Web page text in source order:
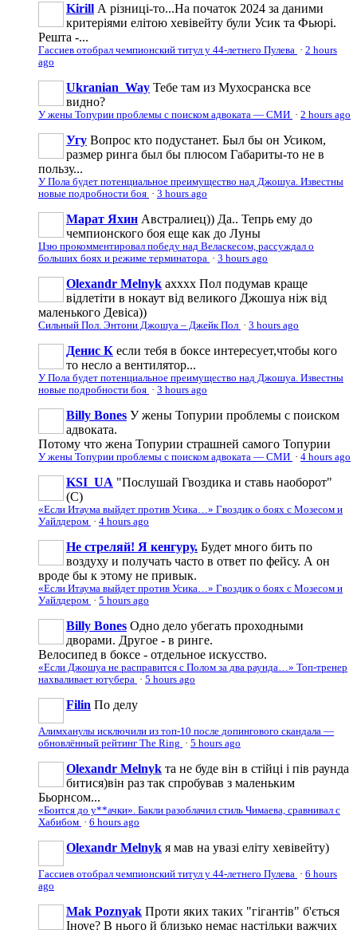
Kirill А різниці-то...На початок 2024 за даними
критеріями елітою хевівейту були Усик та Фьюрі.
Решта -...
Гассиев отобрал чемпионский титул у 44-летнего Пулева · 2 hours
ago
Ukranian_Way Тебе там из Мухосранска все
видно?
У жены Топурии проблемы с поиском адвоката — СМИ · 2 hours ago
Угу Вопрос кто подустанет. Был бы он Усиком,
размер ринга был бы плюсом Габариты-то не в
пользу...
У Пола будет потенциальное преимущество над Джошуа. Известны
новые подробности боя · 3 hours ago
Марат Яхин Австралиец)) Да.. Тепрь ему до
чемпионского боя еще как до Луны
Цзю прокомментировал победу над Веласкесом, рассуждал о
больших боях и режиме терминатора · 3 hours ago
Olexandr Melnyk ахххх Пол подумав краще
відлетіти в нокаут від великого Джошуа ніж від
маленького Девіса))
Сильный Пол. Энтони Джошуа – Джейк Пол · 3 hours ago
Денис К если тебя в боксе интересует,чтобы кого
то несло а вентилятор...
У Пола будет потенциальное преимущество над Джошуа. Известны
новые подробности боя · 3 hours ago
Billy Bones У жены Топурии проблемы с поиском
адвоката.
Потому что жена Топурии страшней самого Топурии
У жены Топурии проблемы с поиском адвоката — СМИ · 4 hours ago
KSI_UA "Послушай Гвоздика и ставь наоборот"
(С)
«Если Итаума выйдет против Усика…» Гвоздик о боях с Мозесом и
Уайлдером · 4 hours ago
Не стреляй! Я кенгуру. Будет много бить по
воздуху и получать часто в ответ по фейсу. А он
вроде бы к этому не привык.
«Если Итаума выйдет против Усика…» Гвоздик о боях с Мозесом и
Уайлдером · 5 hours ago
Billy Bones Одно дело убегать проходными
дворами. Другое - в ринге.
Велосипед в боксе - отдельное искусство.
«Если Джошуа не расправится с Полом за два раунда…» Топ-тренер
нахваливает ютубера · 5 hours ago
Filin По делу
Алимханулы исключили из топ-10 после допингового скандала —
обновлённый рейтинг The Ring · 5 hours ago
Olexandr Melnyk та не буде він в стійці і пів раунда
битися)він раз так спробував з маленьким
Бьорнсом...
«Боится до у**ачки». Бакли разоблачил стиль Чимаева, сравнивал с
Хабибом · 6 hours ago
Olexandr Melnyk я мав на увазі еліту хевівейту)
Гассиев отобрал чемпионский титул у 44-летнего Пулева · 6 hours
ago
Mak Poznyak Проти яких таких "гігантів" б'ється
Іноуе? В нього й близько немає настільки важчих